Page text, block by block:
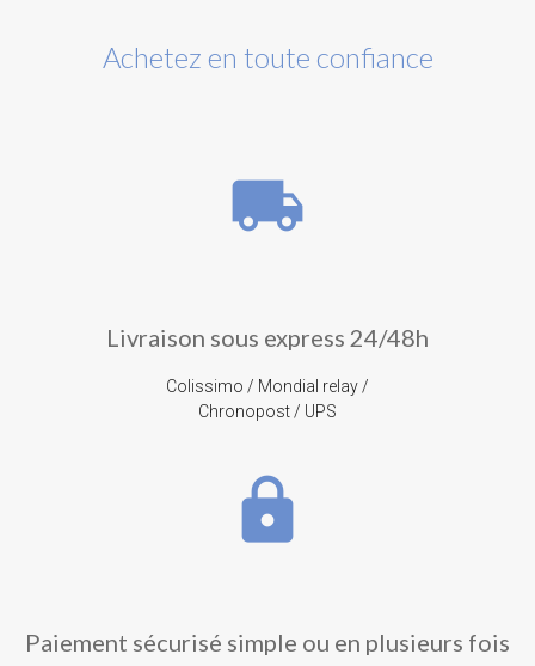
Achetez en toute confiance
local_shipping
Livraison sous express 24/48h
Colissimo / Mondial relay /
Chronopost / UPS
lock
Paiement sécurisé simple ou en plusieurs fois